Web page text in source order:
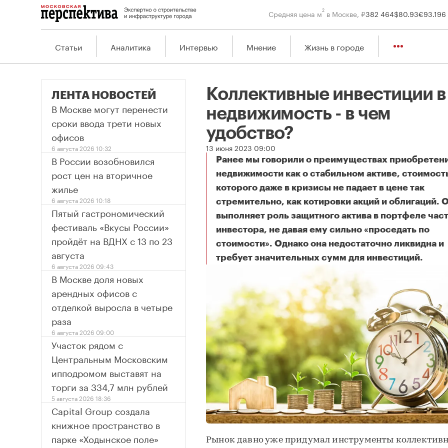
Средняя цена м2в Москве, ₽382 464$80.93€93.196
Статьи Аналитика Интервью Мнение Жизнь в городе
Коллективные инвестиции в
недвижимость - в чем
удобство?
13 июня 2023 09:00
Ранее мы говорили о преимуществах
недвижимости как о стабильном активе,
которого даже в кризисы не падает в цене так
стремительно, как котировки акций и облигаций.
выполняет роль защитного актива в портфеле
инвестора, не давая ему сильно «проседать по
стоимости». Однако она недостаточно ликвидна и
требует значительных сумм для инвестиций.
Коллективные инвестиции в недвижимость - в чем удобство?
Рынок давно уже придумал инструменты
ЛЕНТА НОВОСТЕЙ
В Москве могут перенести
сроки ввода трети новых
офисов
6 августа 2026 10:32
В России возобновился
рост цен на вторичное
жилье
6 августа 2026 10:18
Пятый гастрономический
фестиваль «Вкусы России»
пройдёт на ВДНХ с 13 по 23
августа
6 августа 2026 09:43
В Москве доля новых
арендных офисов с
отделкой выросла в четыре
раза
6 августа 2026 09:00
Участок рядом с
Центральным Московским
ипподромом выставят на
торги за 334,7 млн рублей
5 августа 2026 18:36
Capital Group создала
книжное пространство в
парке «Ходынское поле»